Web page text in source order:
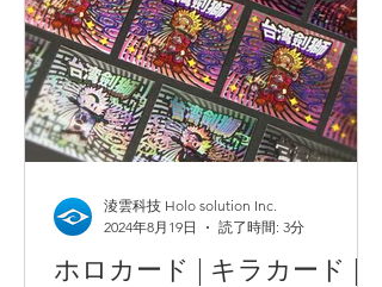
ホロカード | キラカード |
淩雲科技 Holo solution Inc.
2024年8月19日
読了時間: 3分